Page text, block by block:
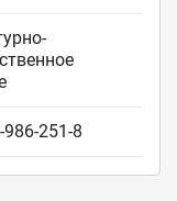
251-8